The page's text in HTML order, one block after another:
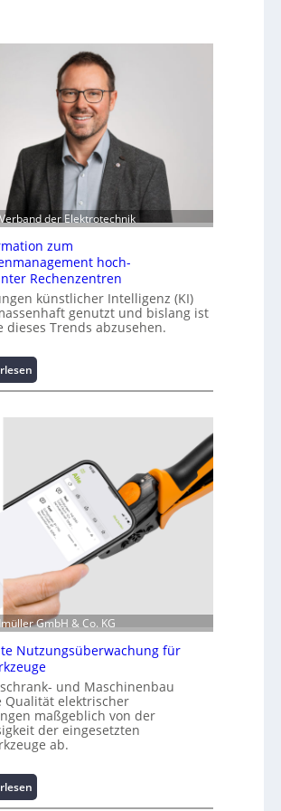
der Elektrotechnik
zum
hoch-
Rechenzentren
künstlicher Intelligenz (KI)
genutzt und bislang ist
dieses Trends abzusehen.
K
r
f
t
i
o
n
z
u
m
L
a
s
t
p
i
GmbH & Co. KG
Nutzungsüberwachung für
und Maschinenbau
Qualität elektrischer
maßgeblich von der
der eingesetzten
ab.
I